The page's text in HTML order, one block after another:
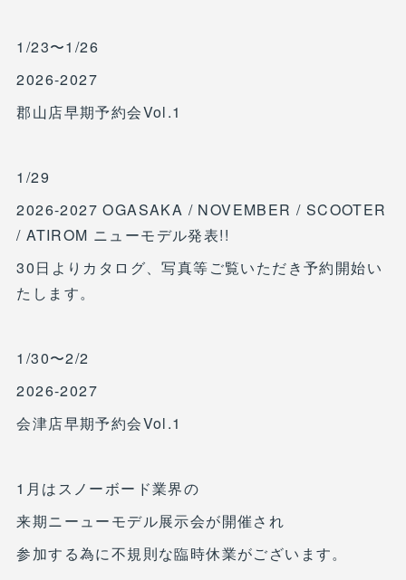
1/23〜1/26
2026-2027
郡山店早期予約会Vol.1
1/29
2026-2027 OGASAKA / NOVEMBER / SCOOTER
/ ATIROM ニューモデル発表!!
30日よりカタログ、写真等ご覧いただき予約開始い
たします。
1/30〜2/2
2026-2027
会津店早期予約会Vol.1
1月はスノーボード業界の
来期ニーューモデル展示会が開催され
参加する為に不規則な臨時休業がございます。